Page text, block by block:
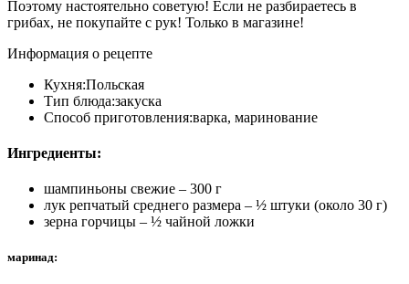
Поэтому настоятельно советую! Если не разбираетесь в
грибах, не покупайте с рук! Только в магазине!
Информация о рецепте
Кухня:Польская
Тип блюда:закуска
Способ приготовления:варка, маринование
Ингредиенты:
шампиньоны свежие – 300 г
лук репчатый среднего размера – ½ штуки (около 30 г)
зерна горчицы – ½ чайной ложки
маринад: